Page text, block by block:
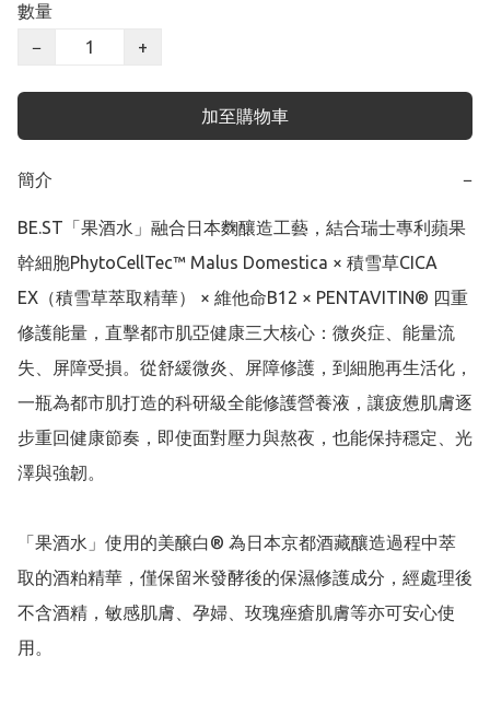
數量
−
+
加至購物車
簡介 −
BE.ST「果酒水」融合日本麴釀造工藝，結合瑞士專利蘋果
幹細胞PhytoCellTec™ Malus Domestica × 積雪草CICA
EX（積雪草萃取精華） × 維他命B12 × PENTAVITIN® 四重
修護能量，直擊都市肌亞健康三大核心：微炎症、能量流
失、屏障受損。從舒緩微炎、屏障修護，到細胞再生活化，
一瓶為都市肌打造的科研級全能修護營養液，讓疲憊肌膚逐
步重回健康節奏，即使面對壓力與熬夜，也能保持穩定、光
澤與強韌。
「果酒水」使用的美醸白® 為日本京都酒藏釀造過程中萃
取的酒粕精華，僅保留米發酵後的保濕修護成分，經處理後
不含酒精，敏感肌膚、孕婦、玫瑰痤瘡肌膚等亦可安心使
用。